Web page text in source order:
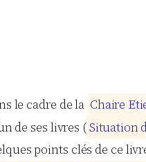
le cadre de la Chaire Eti
de ses livres (Situation
points clés de ce